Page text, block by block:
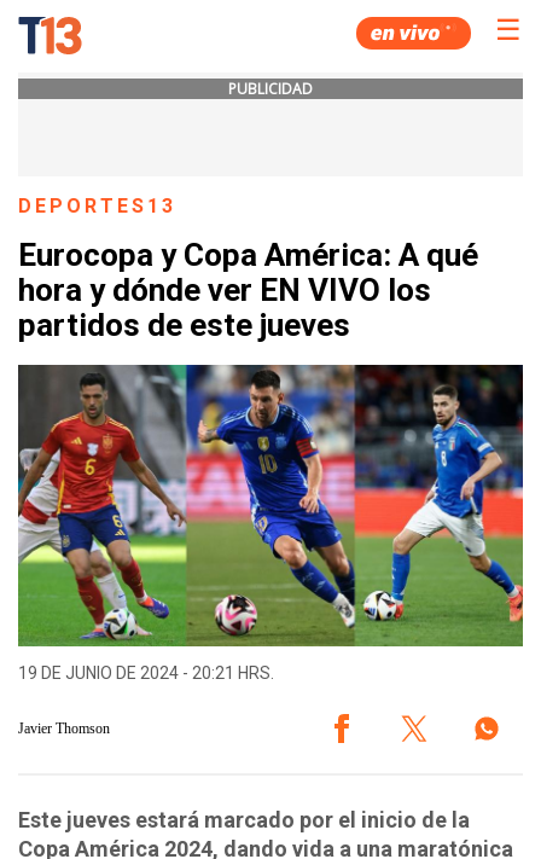
☰
PUBLICIDAD
DEPORTES13
Eurocopa y Copa América: A qué
hora y dónde ver EN VIVO los
partidos de este jueves
19 DE JUNIO DE 2024 - 20:21 HRS.
Javier Thomson
Este jueves estará marcado por el inicio de la
Copa América 2024, dando vida a una maratónica